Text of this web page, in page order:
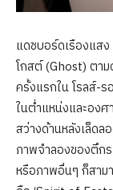
แดชบอร์ดเรืองแส
โกสต์ (Ghost) ตา
ครั้งแรกใน โรลส์-ร
ในต่ำแหน่งและอง
สว่างด้านหลังเล็ดล
ภาพจำลองของตึก
หรือภาพอื่นๆ ก็สาม